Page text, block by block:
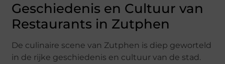
Geschiedenis en Cultuur van
Restaurants in Zutphen
De culinaire scene van Zutphen is diep geworteld
in de rijke geschiedenis en cultuur van de stad.